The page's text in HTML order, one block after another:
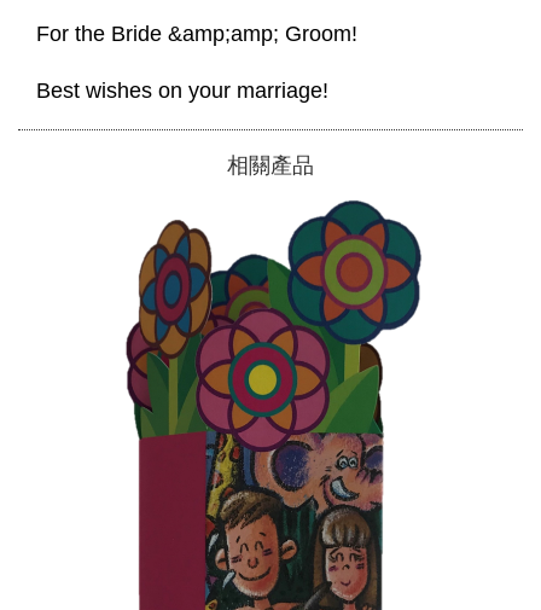
For the Bride &amp;amp; Groom!
Best wishes on your marriage!
相關產品